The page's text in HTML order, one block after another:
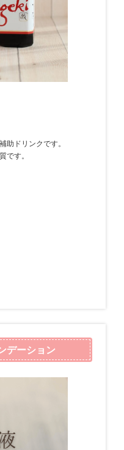
助ドリンクです。
です。
デーション